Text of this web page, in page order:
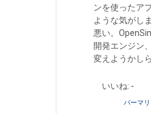
ンを使ったア
ような気がし
悪い。
開発エンジン
変えようかし
いいね: -
パーマリ